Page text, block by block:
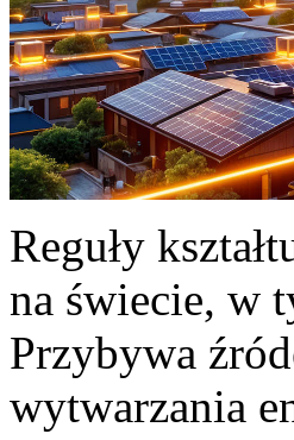
Reguły
na świecie, w
Przybywa
wytwarzania